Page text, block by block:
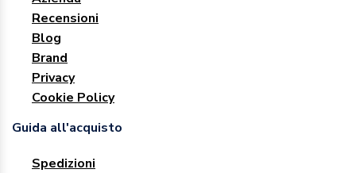
Recensioni
Blog
Brand
Privacy
Cookie Policy
Guida all'acquisto
Spedizioni